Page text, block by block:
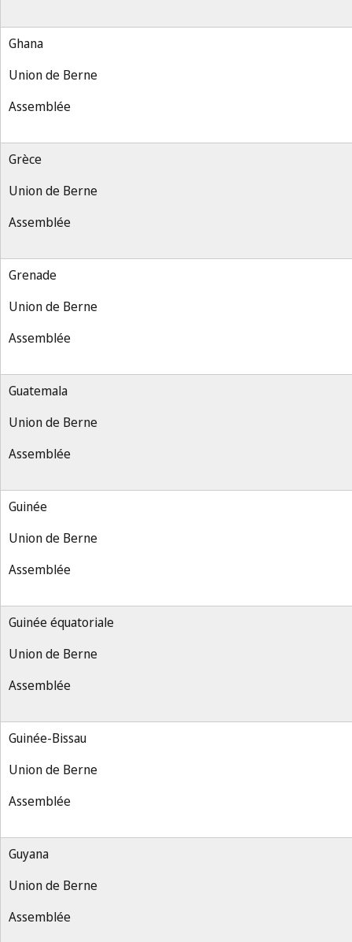
Ghana
Union de Berne
Assemblée
Grèce
Union de Berne
Assemblée
Grenade
Union de Berne
Assemblée
Guatemala
Union de Berne
Assemblée
Guinée
Union de Berne
Assemblée
Guinée équatoriale
Union de Berne
Assemblée
Guinée-Bissau
Union de Berne
Assemblée
Guyana
Union de Berne
Assemblée